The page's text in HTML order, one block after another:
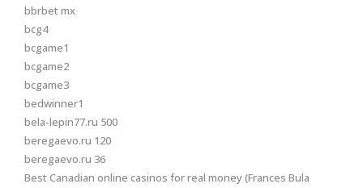
bbrbet mx
bcg4
bcgame1
bcgame2
bcgame3
bedwinner1
bela-lepin77.ru 500
beregaevo.ru 120
beregaevo.ru 36
Best Canadian online casinos for real money (Frances Bula